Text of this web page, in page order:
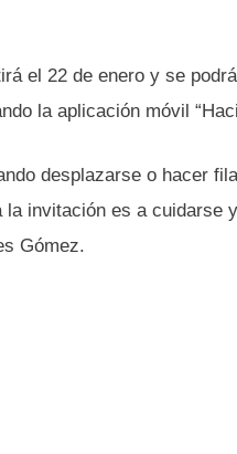
el 22 de enero y se
la aplicación móvil
desplazarse o hacer
invitación es a cuidarse
Gómez.